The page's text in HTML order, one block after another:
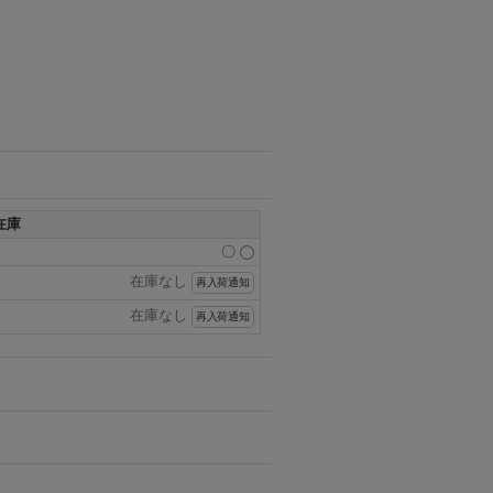
庫
〇
在庫なし
再入荷通知
在庫なし 再入荷通知